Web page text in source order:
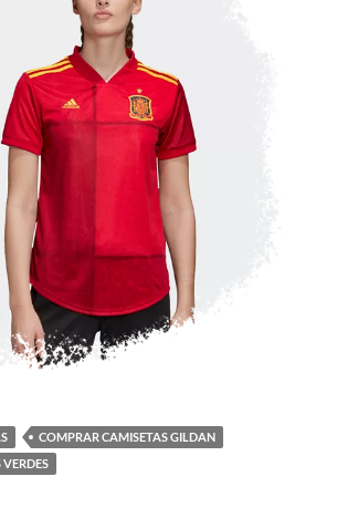
COMPRAR CAMISETAS GILDAN